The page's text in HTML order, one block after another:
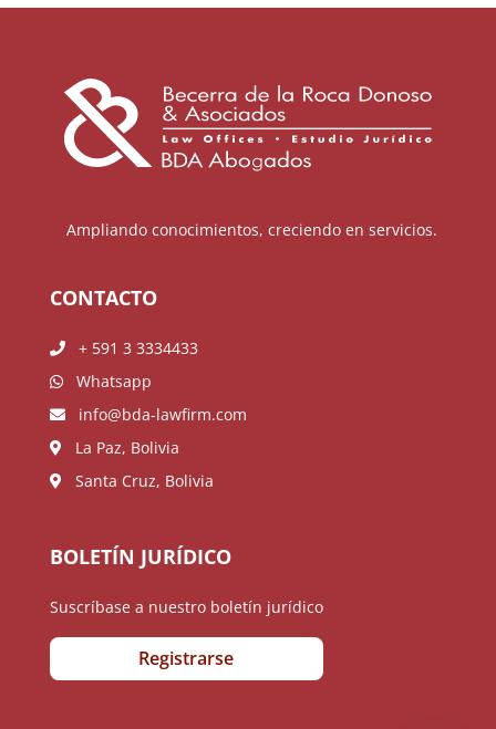
Ampliando conocimientos, creciendo en servicios.
CONTACTO
+ 591 3 3334433
Whatsapp
info@bda-lawfirm.com
La Paz, Bolivia
Santa Cruz, Bolivia
BOLETÍN JURÍDICO
Suscríbase a nuestro boletín jurídico
Registrarse